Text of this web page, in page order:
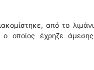
από το λιμάνι
οποίος έχρηζε άμεσης